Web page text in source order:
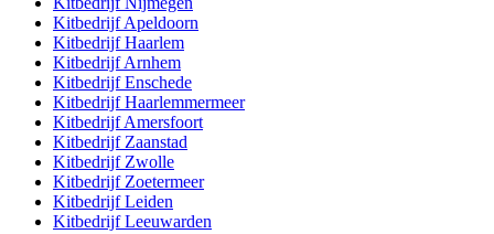
KitbedrijfApeldoorn
KitbedrijfHaarlem
KitbedrijfArnhem
KitbedrijfEnschede
KitbedrijfHaarlemmermeer
KitbedrijfAmersfoort
Kitbedrijf Zaanstad
Kitbedrijf Zwolle
Kitbedrijf Zoetermeer
KitbedrijfLeiden
KitbedrijfLeeuwarden